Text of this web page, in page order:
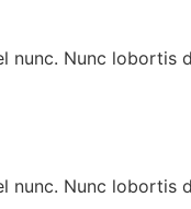
Nunc lobortis
Nunc lobortis